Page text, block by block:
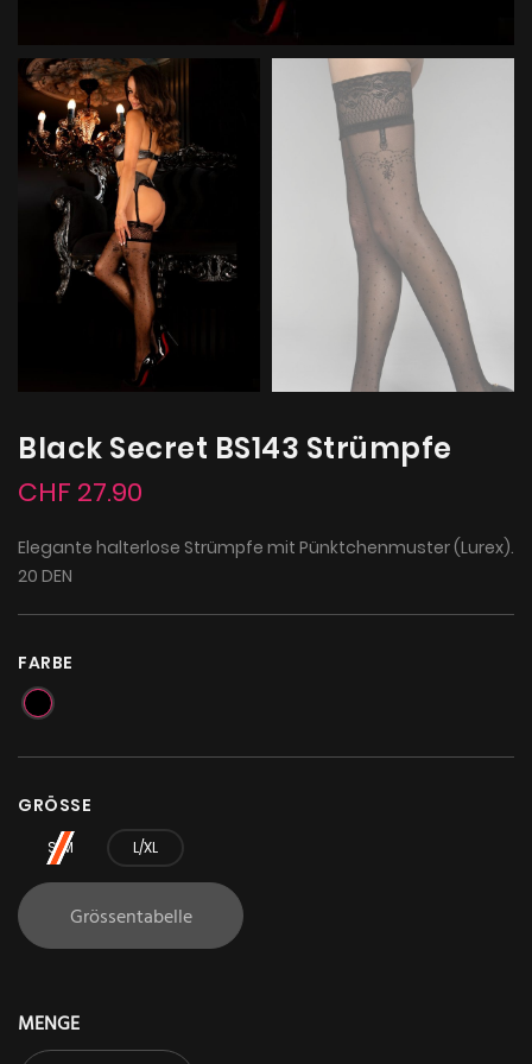
Black Secret BS143 Strümpfe
CHF 27.90
Elegante halterlose Strümpfe mit Pünktchenmuster (Lurex).
20 DEN
FARBE
GRÖSSE
S/M L/XL
Grössentabelle
MENGE